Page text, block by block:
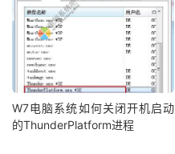
W7电脑系统如何关闭开机启动
的ThunderPlatform进程